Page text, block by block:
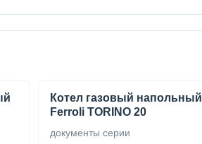
Котел газовый напольный
Ferroli TORINO 20
документы серии